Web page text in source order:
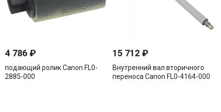
4 786 ₽
подающий ролик Canon FL0-
2885-000
15 712₽
Внутренний вал вторичного
переноса Canon FL0-4164-000